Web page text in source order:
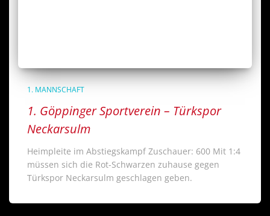
1. MANNSCHAFT
1. Göppinger Sportverein – Türkspor
Neckarsulm
Heimpleite im Abstiegskampf Zuschauer: 600 Mit 1:4
müssen sich die Rot-Schwarzen zuhause gegen
Türkspor Neckarsulm geschlagen geben.